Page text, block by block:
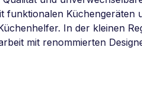
funktionalen Küchengeräten
In der kleinen
mit renommierten